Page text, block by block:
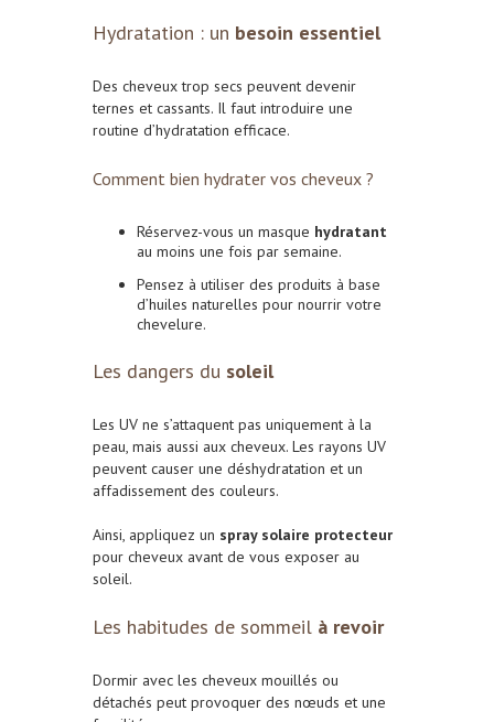
Hydratation : un besoin essentiel
Des cheveux trop secs peuvent devenir
ternes et cassants. Il faut introduire une
routine d’hydratation efficace.
Comment bien hydrater vos cheveux ?
Réservez-vous un masque hydratant
au moins une fois par semaine.
Pensez à utiliser des produits à base
d’huiles naturelles pour nourrir votre
chevelure.
Les dangers du soleil
Les UV ne s’attaquent pas uniquement à la
peau, mais aussi aux cheveux. Les rayons UV
peuvent causer une déshydratation et un
affadissement des couleurs.
Ainsi, appliquez un spray solaire protecteur
pour cheveux avant de vous exposer au
soleil.
Les habitudes de sommeil à revoir
Dormir avec les cheveux mouillés ou
détachés peut provoquer des nœuds et une